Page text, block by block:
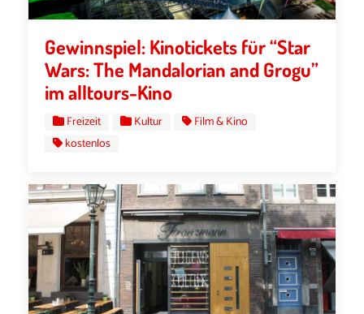
Gewinnspiel: Kinotickets für “Star
Wars: The Mandalorian and Grogu”
im alltours-Kino
Freizeit Kultur
Film & Kino
kostenlos